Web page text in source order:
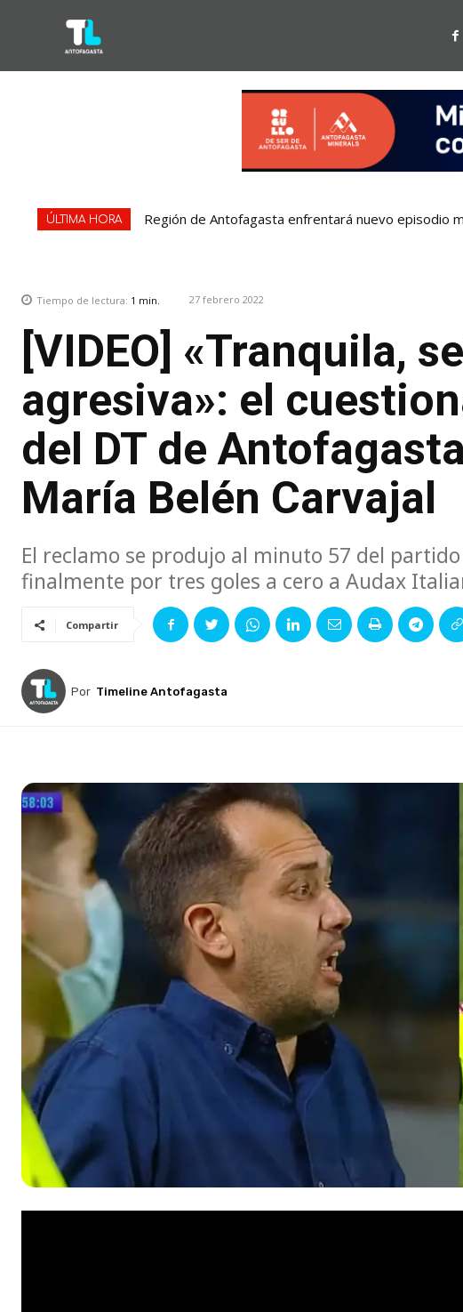
ÚLTIMA HORA Región de Antofagasta enfrentará nuevo episodio
Tiempo de lectura: 1 min. 27 febrero 2022
[VIDEO] «Tranquila,
agresiva»: el
del DT de
María Belén Carvajal
El reclamo se produjo al minuto 57 del
finalmente por tres goles a cero a Audax
Compartir
Por Timeline Antofagasta